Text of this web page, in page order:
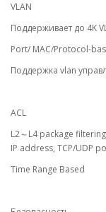
VLAN
Поддерживает до 4K
Port/ MAC/Protocol-
Поддержка vlan
ACL
L2～L4 package
IP address, TCP/UDP
Time Range Based